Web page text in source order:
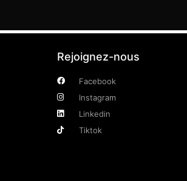
Rejoignez-nous
Facebook
Instagram
Linkedin
Tiktok